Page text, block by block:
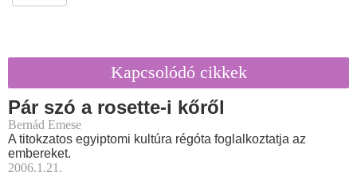
Kapcsolódó cikkek
Pár szó a rosette-i kőről
Bernád Emese
A titokzatos egyiptomi kultúra régóta foglalkoztatja az
embereket.
2006.1.21.